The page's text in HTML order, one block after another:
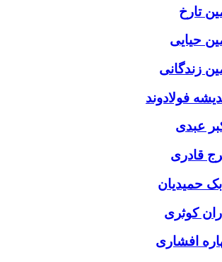
تارخ
حیایی
زندگانی
فولادوند
عبدی
قادری
حمیدیان
کوثری
افشاری